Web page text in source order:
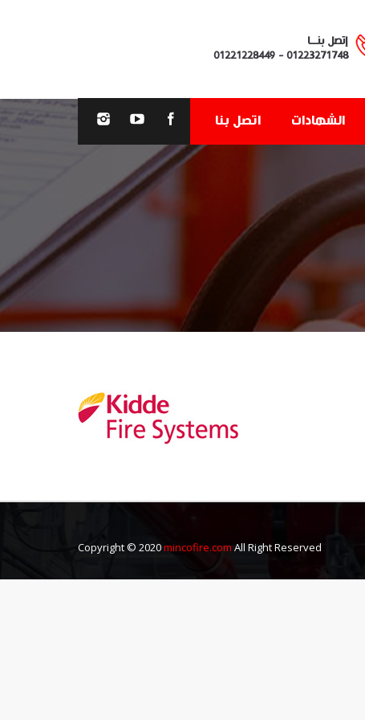
إتصل بنــا
01223271748
-
01221228449
الشهادات اتصل بنا
You are here:
Copyright © 2020mincofire.com All Right Reserved